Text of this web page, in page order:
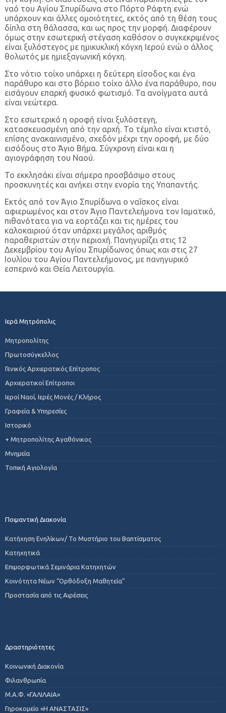
ναό του Αγίου Σπυρίδωνα στο Πόρτο Ράφτη ενώ
υπάρχουν και άλλες ομοιότητες, εκτός από τη θέση τους
δίπλα στη θάλασσα, και ως προς την μορφή. Διαφέρουν
όμως στην εσωτερική στέγαση καθόσον ο συγκεκριμένος
είναι ξυλόστεγος με ημικυκλική κόγχη Ιερού ενώ ο άλλος
θολωτός με ημιεξαγωνική κόγχη.
Στο νότιο τοίχο υπάρχει η δεύτερη είσοδος και ένα
παράθυρο και στο βόρειο τοίχο άλλο ένα παράθυρο, που
εισάγουν επαρκή φυσικό φωτισμό. Τα ανοίγματα αυτά
είναι νεώτερα.
Στο εσωτερικό η οροφή είναι ξυλόστεγη,
κατασκευασμένη από την αρχή. Το τέμπλο είναι κτιστό,
επίσης ανακαινισμένο, σχεδόν μέχρι την οροφή, με δύο
εισόδους στο Άγιο Βήμα. Σύγχρονη είναι και η
αγιογράφηση του Ναού.
Το εκκλησάκι είναι σήμερα προσβάσιμο στους
προσκυνητές και ανήκει στην ενορία της Υπαπαντής.
Εκτός από τον Άγιο Σπυρίδωνα ο ναΐσκος είναι
αφιερωμένος και στον Άγιο Παντελεήμονα τον Ιαματικό,
πιθανότατα για να εορτάζει και τις ημέρες του
καλοκαιριού όταν υπάρχει μεγάλος αριθμός
παραθεριστών στην περιοχή. Πανηγυρίζει στις 12
Δεκεμβρίου του Αγίου Σπυρίδωνος όπως και στις 27
Ιουλίου του Αγίου Παντελεήμονος, με πανηγυρικό
εσπερινό και Θεία Λειτουργία.
Ιερά Μητρόπολις
Μητροπολίτης
Πρωτοσύγκελλος
Γενικός Αρχιερατικός Επίτροπος
Αρχιερατικοί Επίτροποι
Ιεροί Ναοί, Ιερές Μονές / Κλήρος
Γραφεία & Υπηρεσίες
Ιστορικό
+ Μητροπολίτης Αγαθόνικος
Μνημεία
Τοπική Αγιολογία
Ποιμαντική Διακονία
Κατήχηση Ενηλίκων/ Το Μυστήριο του Βαπτίσματος
Κατηχητικά
Επιμορφωτικά Σεμινάρια Κατηχητών
Κοινότητα Νέων “Ορθόδοξη Μαθητεία”
Προστασία από τις Αιρέσεις
Δραστηριότητες
Κοινωνική Διακονία
Φιλανθρωπία
Μ.Α.Φ. «ΓΑΛΙΛΑΙΑ»
Γηροκομείο «Η ΑΝΑΣΤΑΣΙΣ»